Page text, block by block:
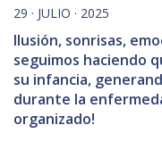
29 · JULIO · 2025
Ilusión, sonrisas,
seguimos haciendo
su infancia,
durante la
organizado!